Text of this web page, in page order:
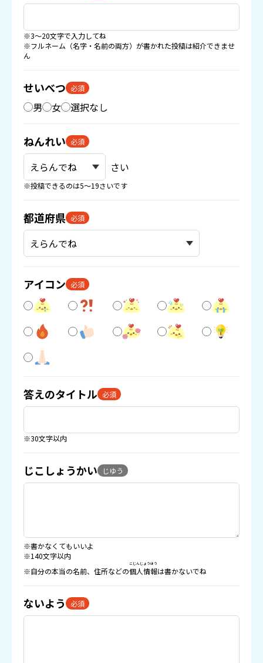
※3〜20文字で入力してね
※フルネーム（名字・名前の両方）が書かれた投稿は紹介できませ
ん
せいべつ 必須
男 女 選択なし
ねんれい 必須
さい
※投稿できるのは5〜19さいです
都道府県 必須
アイコン 必須
答えのタイトル 必須
※30文字以内
じこしょうかい じゆう
※書かなくてもいいよ
※140文字以内
※自分の本当の名前、住所などの個人情報
こじんじょうほう
は書かないでね
ないよう 必須